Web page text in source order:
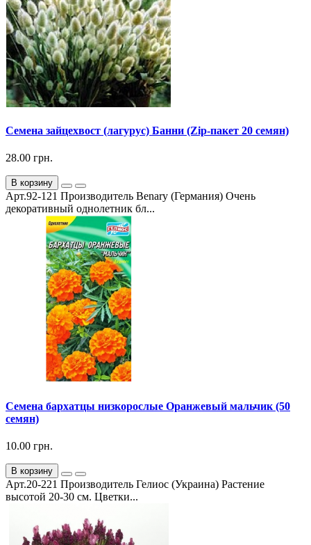
Семена зайцехвост (лагурус) Банни (Zip-пакет 20 семян)
28.00 грн.
В корзину
Арт.92-121 Производитель Benary (Германия) Очень
декоративный однолетник бл...
Семена бархатцы низкорослые Оранжевый мальчик (50
семян)
10.00 грн.
В корзину
Арт.20-221 Производитель Гелиос (Украина) Растение
высотой 20-30 см. Цветки...